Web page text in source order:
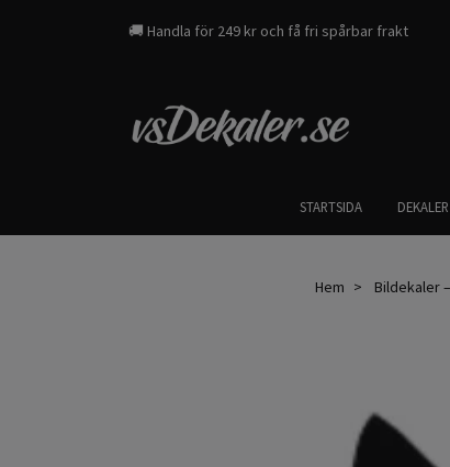
🚚 Handla för 249 kr och få fri spårbar frakt
STARTSIDA DEKALER
Hem Bildekaler